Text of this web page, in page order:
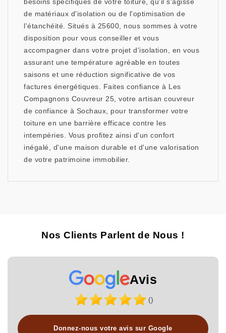
besoins spécifiques de votre toiture, qu'il s'agisse
de matériaux d'isolation ou de l'optimisation de
l'étanchéité. Situés à 25600, nous sommes à votre
disposition pour vous conseiller et vous
accompagner dans votre projet d'isolation, en vous
assurant une température agréable en toutes
saisons et une réduction significative de vos
factures énergétiques. Faites confiance à Les
Compagnons Couvreur 25, votre artisan couvreur
de confiance à Sochaux, pour transformer votre
toiture en une barrière efficace contre les
intempéries. Vous profitez ainsi d'un confort
inégalé, d'une maison durable et d'une valorisation
de votre patrimoine immobilier.
Nos Clients Parlent de Nous !
Avis
()
Donnez-nous votre avis sur Google